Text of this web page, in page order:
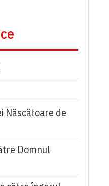
Născătoare de
Domnul